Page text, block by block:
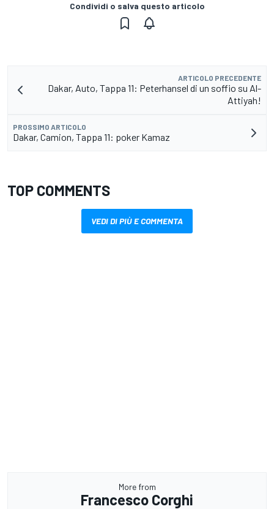
Condividi o salva questo articolo
ARTICOLO PRECEDENTE
Dakar, Auto, Tappa 11: Peterhansel di un soffio su Al-
Attiyah!
PROSSIMO ARTICOLO
Dakar, Camion, Tappa 11: poker Kamaz
TOP COMMENTS
VEDI DI PIÙ E COMMENTA
More from
Francesco Corghi